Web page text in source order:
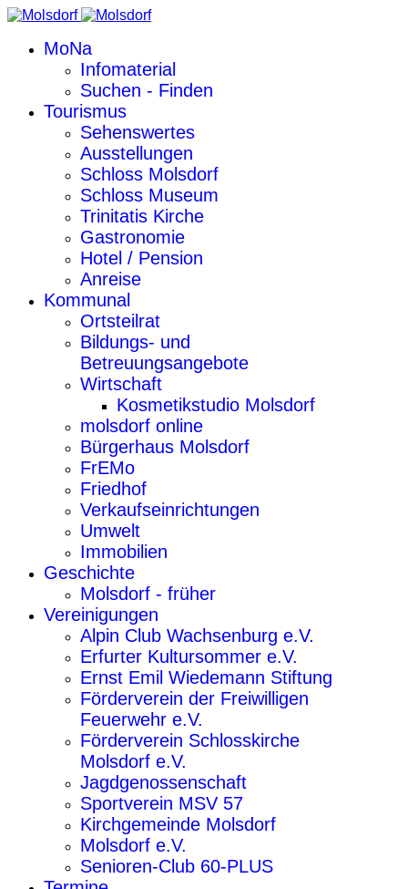
MoNa
Infomaterial
Suchen - Finden
Tourismus
Sehenswertes
Ausstellungen
Schloss Molsdorf
Schloss Museum
Trinitatis Kirche
Gastronomie
Hotel / Pension
Anreise
Kommunal
Ortsteilrat
Bildungs- und
Betreuungsangebote
Wirtschaft
Kosmetikstudio Molsdorf
molsdorf online
Bürgerhaus Molsdorf
FrEMo
Friedhof
Verkaufseinrichtungen
Umwelt
Immobilien
Geschichte
Molsdorf - früher
Vereinigungen
Alpin Club Wachsenburg e.V.
Erfurter Kultursommer e.V.
Ernst Emil Wiedemann Stiftung
Förderverein der Freiwilligen
Feuerwehr e.V.
Förderverein Schlosskirche
Molsdorf e.V.
Jagdgenossenschaft
Sportverein MSV 57
Kirchgemeinde Molsdorf
Molsdorf e.V.
Senioren-Club 60-PLUS